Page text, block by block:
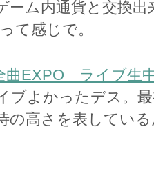
ーム内通貨と交換
て感じで。
曲EXPO」ライブ生
ブよかったデス。
の高さを表してい